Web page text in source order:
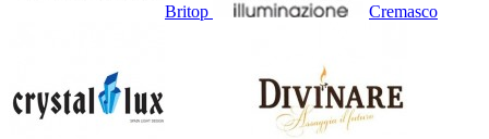
Britop Cremasco